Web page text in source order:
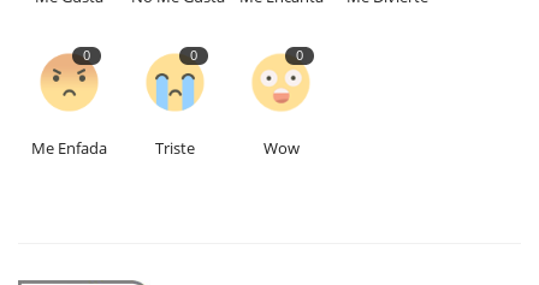
0
Me Enfada
0
Triste
0
Wow